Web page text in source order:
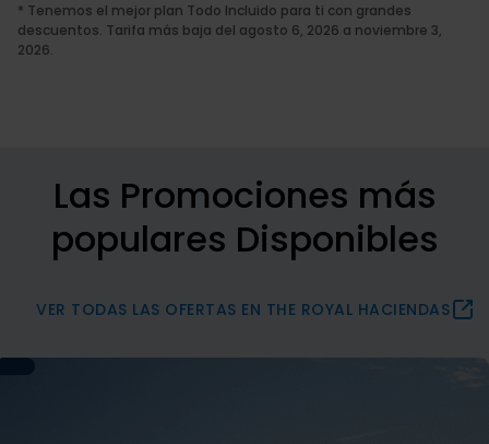
* Tenemos el mejor plan Todo Incluido para ti con grandes
descuentos. Tarifa más baja del agosto 6, 2026 a noviembre 3,
2026.
Las Promociones más
populares Disponibles
VER TODAS LAS OFERTAS EN THE ROYAL HACIENDAS